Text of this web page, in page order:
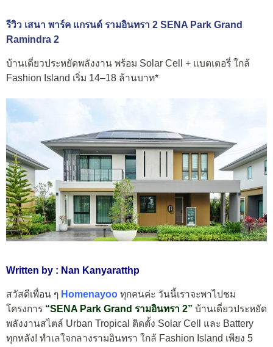
รีวิว เสนา พาร์ค แกรนด์ รามอินทรา 2 SENA Park Grand
Ramindra 2
บ้านเดี่ยวประหยัดพลังงาน พร้อม Solar Cell + แบตเตอรี่ ใกล้
Fashion Island เริ่ม 14–18 ล้านบาท*
Written by : Nan Kanyaratthp
สวัสดีเพื่อน ๆ Homenayoo ทุกคนค่ะ วันนี้เราจะพาไปชม
โครงการ “SENA Park Grand รามอินทรา 2” บ้านเดี่ยวประหยัด
พลังงานสไตล์ Urban Tropical ติดตั้ง Solar Cell และ Battery
ทุกหลัง! ทำเลใจกลางรามอินทรา ใกล้ Fashion Island เพียง 5